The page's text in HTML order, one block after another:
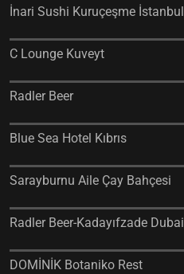
İnari Sushi Kuruçeşme İstanbul
C Lounge Kuveyt
Radler Beer
Blue Sea Hotel Kıbrıs
Sarayburnu Aile Çay Bahçesi
Radler Beer-Kadayıfzade Dubai
DOMİNİK Botaniko Rest